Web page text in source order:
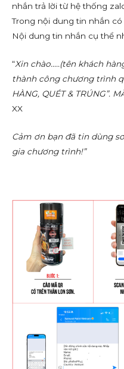
nhắn trả lời từ hệ thống
Trong nội dung tin nhắn
Nội dung tin nhắn cụ thể
“Xin chào…..(tên khách
thành công chương trình
HÀNG, QUÉT & TRÚNG”.
XX
Cảm ơn bạn đã tin dùng
gia chương trình!”